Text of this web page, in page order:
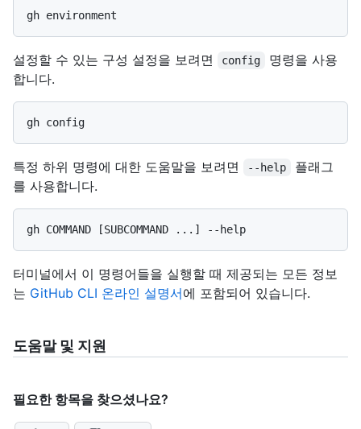
설정할 수 있는 구성 설정을 보려면 config
명령을 사용
합니다.
특정 하위 명령에 대한 도움말을 보려면 --help
플래그
를 사용합니다.
터미널에서 이 명령어들을 실행할 때 제공되는 모든 정보
는 GitHub CLI 온라인 설명서에 포함되어 있습니다.
도움말 및 지원
필요한 항목을 찾으셨나요?